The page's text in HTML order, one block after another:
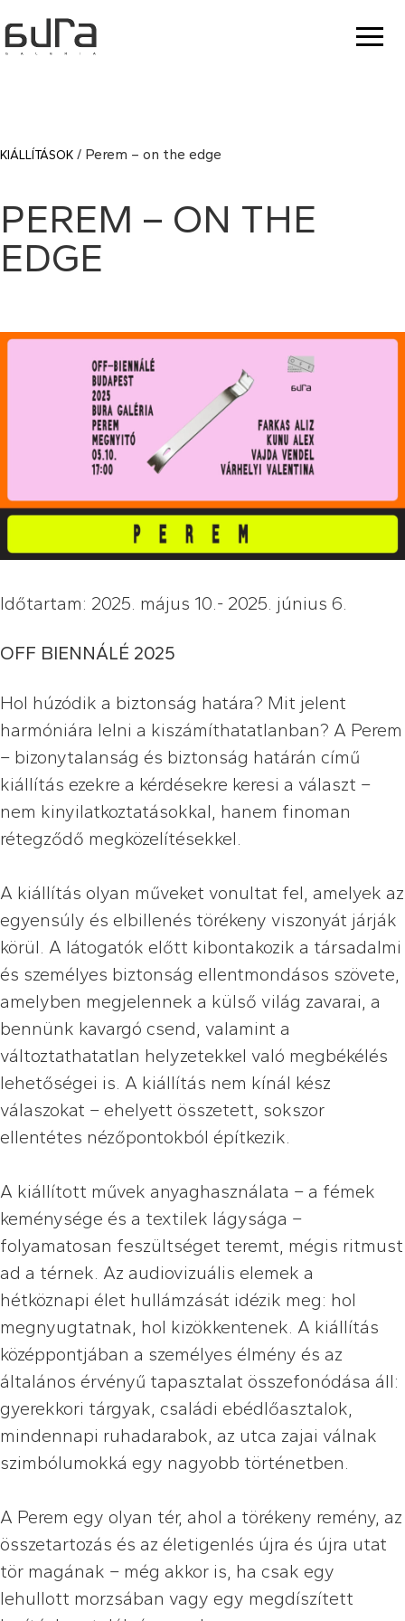
KIÁLLÍTÁSOK / Perem – on the edge
PEREM – ON THE
EDGE
Időtartam: 2025. május 10.- 2025. június 6.
OFF BIENNÁLÉ 2025
Hol húzódik a biztonság határa? Mit jelent
harmóniára lelni a kiszámíthatatlanban? A Perem
– bizonytalanság és biztonság határán című
kiállítás ezekre a kérdésekre keresi a választ –
nem kinyilatkoztatásokkal, hanem finoman
rétegződő megközelítésekkel.
A kiállítás olyan műveket vonultat fel, amelyek az
egyensúly és elbillenés törékeny viszonyát járják
körül. A látogatók előtt kibontakozik a társadalmi
és személyes biztonság ellentmondásos szövete,
amelyben megjelennek a külső világ zavarai, a
bennünk kavargó csend, valamint a
változtathatatlan helyzetekkel való megbékélés
lehetőségei is. A kiállítás nem kínál kész
válaszokat – ehelyett összetett, sokszor
ellentétes nézőpontokból építkezik.
A kiállított művek anyaghasználata – a fémek
keménysége és a textilek lágysága –
folyamatosan feszültséget teremt, mégis ritmust
ad a térnek. Az audiovizuális elemek a
hétköznapi élet hullámzását idézik meg: hol
megnyugtatnak, hol kizökkentenek. A kiállítás
középpontjában a személyes élmény és az
általános érvényű tapasztalat összefonódása áll:
gyerekkori tárgyak, családi ebédlőasztalok,
mindennapi ruhadarabok, az utca zajai válnak
szimbólumokká egy nagyobb történetben.
A Perem egy olyan tér, ahol a törékeny remény, az
összetartozás és az életigenlés újra és újra utat
tör magának – még akkor is, ha csak egy
lehullott morzsában vagy egy megdíszített